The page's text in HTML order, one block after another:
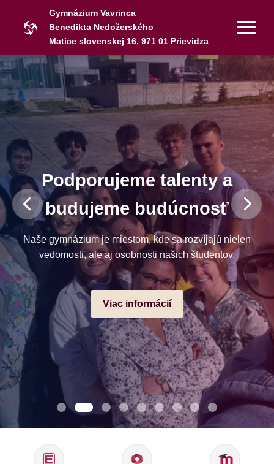
Gymnázium Vavrinca
Benedikta Nedožerského
Matice slovenskej 16, 971 01 Prievidza
Podporujeme talenty a
budujeme budúcnosť
Naše gymnázium je miestom, kde sa rozvíjajú nielen
vedomosti, ale aj osobnosti našich študentov.
Viac informácií